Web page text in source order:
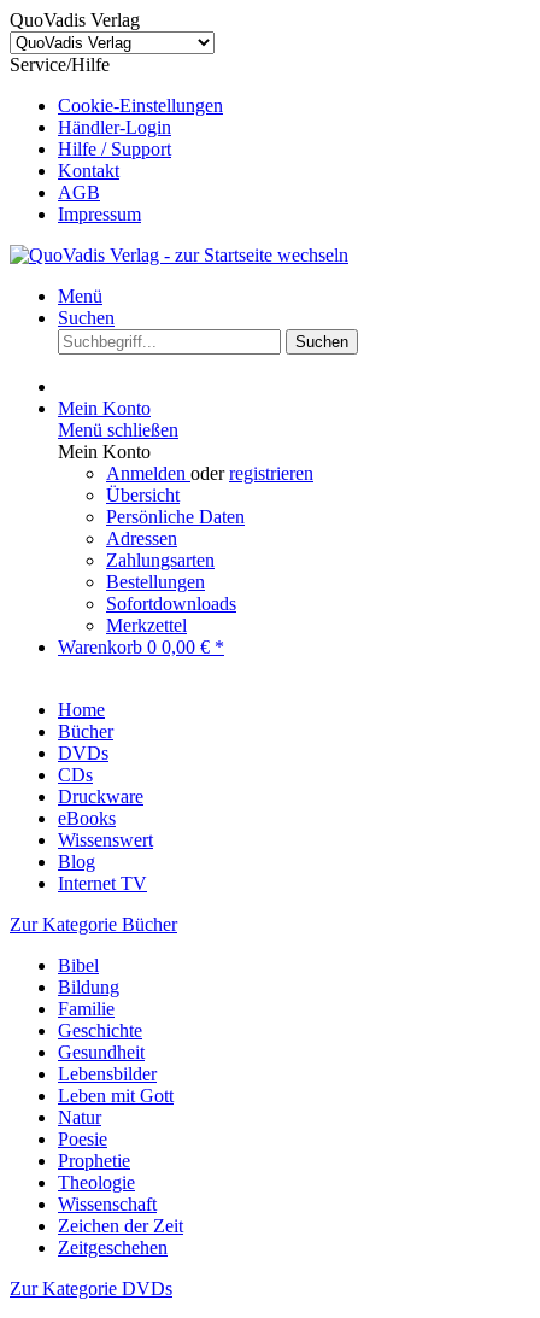
QuoVadis Verlag
Service/Hilfe
Cookie-Einstellungen
Händler-Login
Hilfe / Support
Kontakt
AGB
Impressum
Menü
Suchen
Suchen
Mein Konto
Menü schließen
Mein Konto
Anmelden oderregistrieren
Übersicht
Persönliche Daten
Adressen
Zahlungsarten
Bestellungen
Sofortdownloads
Merkzettel
Warenkorb 0 0,00 € *
Home
Bücher
DVDs
CDs
Druckware
eBooks
Wissenswert
Blog
Internet TV
Zur Kategorie Bücher
Bibel
Bildung
Familie
Geschichte
Gesundheit
Lebensbilder
Leben mit Gott
Natur
Poesie
Prophetie
Theologie
Wissenschaft
Zeichen der Zeit
Zeitgeschehen
Zur Kategorie DVDs